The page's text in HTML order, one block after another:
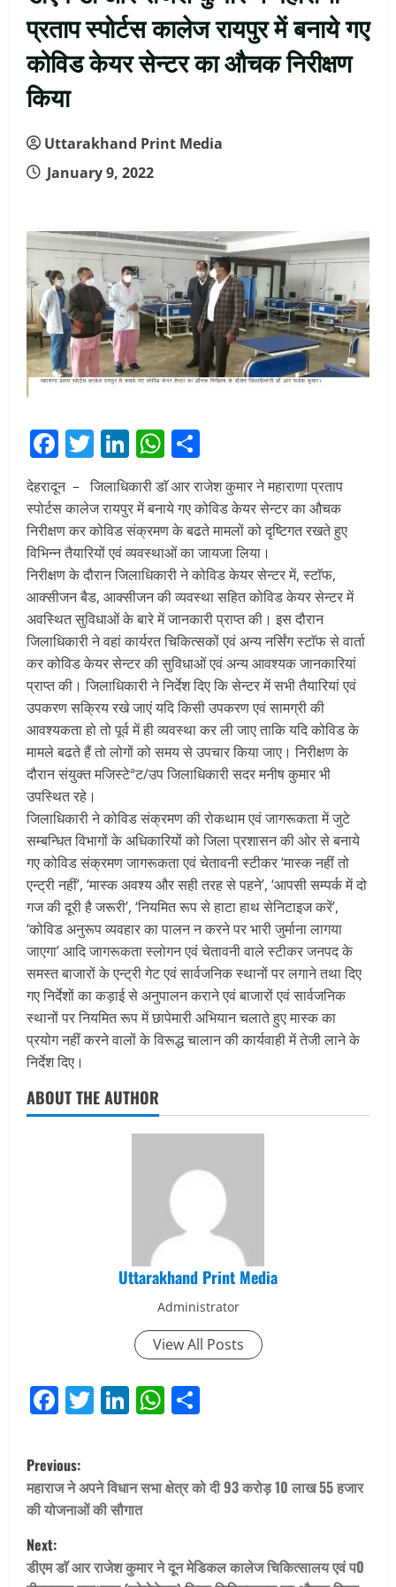
प्रताप स्पोर्टस कालेज रायपुर में बनाये गए
कोविड केयर सेन्टर का औचक निरीक्षण
किया
Uttarakhand Print Media
January 9, 2022
Facebook
Twitter
LinkedIn
WhatsApp
देहरादून – जिलाधिकारी डाॅ आर राजेश कुमार ने महाराणा प्रताप
स्पोर्टस कालेज रायपुर में बनाये गए कोविड केयर सेन्टर का औचक
निरीक्षण कर कोविड संक्रमण के बढते मामलों को दृष्टिगत रखते हुए
विभिन्न तैयारियों एवं व्यवस्थाओं का जायजा लिया।
निरीक्षण के दौरान जिलाधिकारी ने कोविड केयर सेन्टर में, स्टाॅफ,
आक्सीजन बैड, आक्सीजन की व्यवस्था सहित कोविड केयर सेन्टर में
अवस्थित सुविधाओं के बारे में जानकारी प्राप्त की। इस दौरान
जिलाधिकारी ने वहां कार्यरत चिकित्सकों एवं अन्य नर्सिंग स्टाॅफ से वार्ता
कर कोविड केयर सेन्टर की सुविधाओं एवं अन्य आवश्यक जानकारियां
प्राप्त की। जिलाधिकारी ने निर्देश दिए कि सेन्टर में सभी तैयारियां एवं
उपकरण सक्रिय रखे जाएं यदि किसी उपकरण एवं सामग्री की
आवश्यकता हो तो पूर्व में ही व्यवस्था कर ली जाए ताकि यदि कोविड के
मामले बढते हैं तो लोगों को समय से उपचार किया जाए। निरीक्षण के
दौरान संयुक्त मजिस्टेªट/उप जिलाधिकारी सदर मनीष कुमार भी
उपस्थित रहे।
जिलाधिकारी ने कोविड संक्रमण की रोकथाम एवं जागरूकता में जुटे
सम्बन्धित विभागों के अधिकारियों को जिला प्रशासन की ओर से बनाये
गए कोविड संक्रमण जागरूकता एवं चेतावनी स्टीकर ‘मास्क नहीं तो
एन्ट्री नहीं’, ‘मास्क अवश्य और सही तरह से पहने’, ‘आपसी सम्पर्क में दो
गज की दूरी है जरूरी’, ‘नियमित रूप से हाटा हाथ सेनिटाइज करें’,
‘कोविड अनुरूप व्यवहार का पालन न करने पर भारी जुर्माना लागया
जाएगा’ आदि जागरूकता स्लोगन एवं चेतावनी वाले स्टीकर जनपद के
समस्त बाजारों के एन्ट्री गेट एवं सार्वजनिक स्थानों पर लगाने तथा दिए
गए निर्देशों का कड़ाई से अनुपालन कराने एवं बाजारों एवं सार्वजनिक
स्थानों पर नियमित रूप में छापेमारी अभियान चलाते हुए मास्क का
प्रयोग नहीं करने वालों के विरूद्ध चालान की कार्यवाही में तेजी लाने के
निर्देश दिए।
ABOUT THE AUTHOR
Uttarakhand Print Media
Administrator
View All Posts
Facebook
Twitter
LinkedIn
WhatsApp
P
o
s
t
Previous:
महाराज ने अपने विधान सभा क्षेत्र को दी 93 करोड़ 10 लाख 55 हजार
की योजनाओं की सौगात
Next:
डीएम डाॅ आर राजेश कुमार ने दून मेडिकल कालेज चिकित्सालय एवं प0